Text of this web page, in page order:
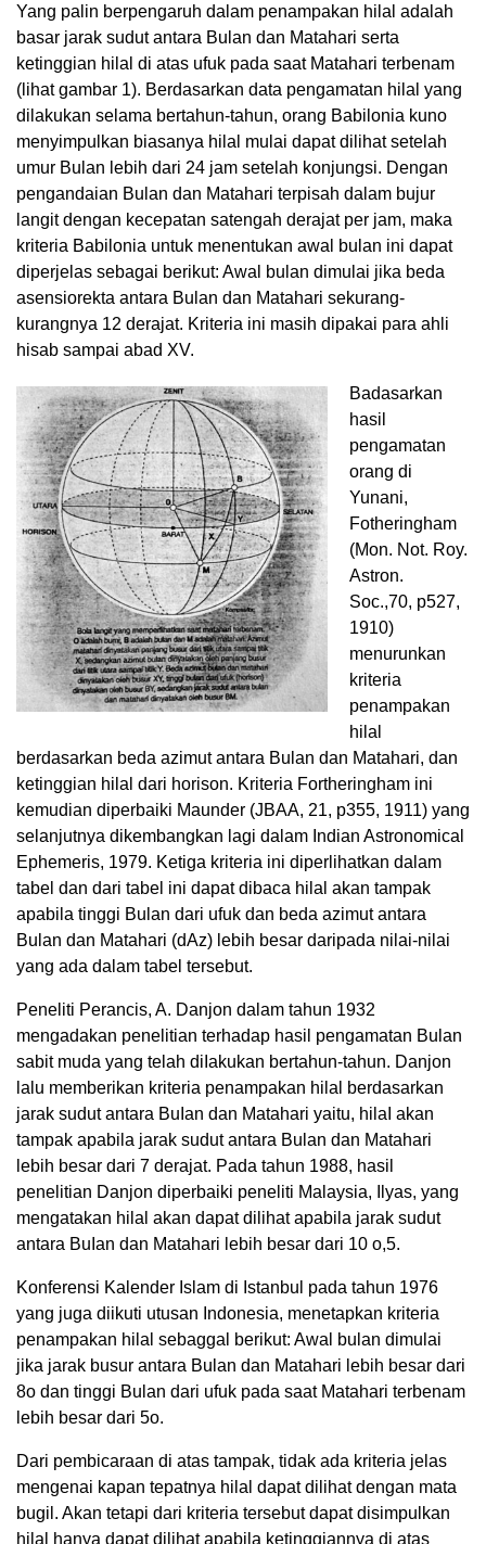
Yang palin berpengaruh dalam penampakan hilal adalah
basar jarak sudut antara Bulan dan Matahari serta
ketinggian hilal di atas ufuk pada saat Matahari terbenam
(lihat gambar 1). Berdasarkan data pengamatan hilal yang
dilakukan selama bertahun-tahun, orang Babilonia kuno
menyimpulkan biasanya hilal mulai dapat dilihat setelah
umur Bulan lebih dari 24 jam setelah konjungsi. Dengan
pengandaian Bulan dan Matahari terpisah dalam bujur
langit dengan kecepatan satengah derajat per jam, maka
kriteria Babilonia untuk menentukan awal bulan ini dapat
diperjelas sebagai berikut: Awal bulan dimulai jika beda
asensiorekta antara Bulan dan Matahari sekurang-
kurangnya 12 derajat. Kriteria ini masih dipakai para ahli
hisab sampai abad XV.
Badasarkan
hasil
pengamatan
orang di
Yunani,
Fotheringham
(Mon. Not. Roy.
Astron.
Soc.,70, p527,
1910)
menurunkan
kriteria
penampakan
hilal
berdasarkan beda azimut antara Bulan dan Matahari, dan
ketinggian hilal dari horison. Kriteria Fortheringham ini
kemudian diperbaiki Maunder (JBAA, 21, p355, 1911) yang
selanjutnya dikembangkan lagi dalam Indian Astronomical
Ephemeris, 1979. Ketiga kriteria ini diperlihatkan dalam
tabel dan dari tabel ini dapat dibaca hilal akan tampak
apabila tinggi Bulan dari ufuk dan beda azimut antara
Bulan dan Matahari (dAz) lebih besar daripada nilai-nilai
yang ada dalam tabel tersebut.
Peneliti Perancis, A. Danjon dalam tahun 1932
mengadakan penelitian terhadap hasil pengamatan Bulan
sabit muda yang telah diIakukan bertahun-tahun. Danjon
lalu memberikan kriteria penampakan hilal berdasarkan
jarak sudut antara BuIan dan Matahari yaitu, hilaI akan
tampak apabila jarak sudut antara Bulan dan Matahari
lebih besar dari 7 derajat. Pada tahun 1988, hasil
penelitian Danjon diperbaiki peneliti Malaysia, Ilyas, yang
mengatakan hilal akan dapat dilihat apabila jarak sudut
antara BuIan dan Matahari lebih besar dari 10 o,5.
Konferensi Kalender Islam di Istanbul pada tahun 1976
yang juga diikuti utusan Indonesia, menetapkan kriteria
penampakan hilal sebaggal berikut: Awal bulan dimulai
jika jarak busur antara Bulan dan Matahari lebih besar dari
8o dan tinggi Bulan dari ufuk pada saat Matahari terbenam
lebih besar dari 5o.
Dari pembicaraan di atas tampak, tidak ada kriteria jelas
mengenai kapan tepatnya hilal dapat dilihat dengan mata
bugil. Akan tetapi dari kriteria tersebut dapat disimpulkan
hilal hanya dapat dilihat apabila ketinggiannya di atas